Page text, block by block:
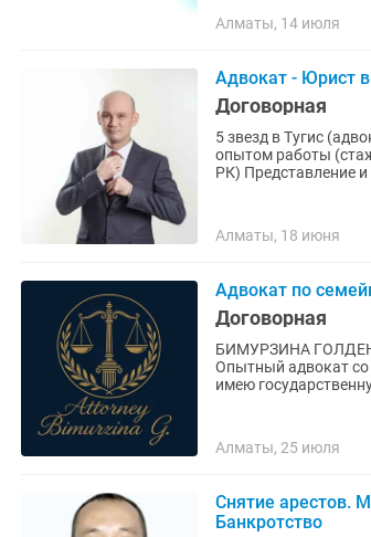
Алматы, 14 июля
Адвокат - Юрист
Договорная
5 звезд в Тугис
опытом работы
РК) Представление
Алматы, 18 июня
Адвокат по
Договорная
БИМУРЗИНА ГОЛДЕН
Опытный адвокат со
имею
Алматы, 25 июля
Снятие арестов.
Банкротство